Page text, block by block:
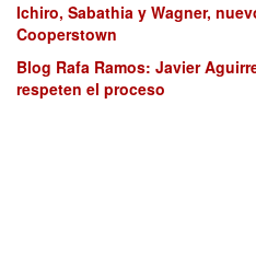
Ichiro, Sabathia y Wagner,
Cooperstown
Blog Rafa Ramos: Javier
respeten el proceso